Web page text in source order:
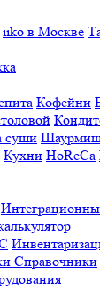
iiko в Москве
Кофейни
суши
Кухни HoReCa
Справочники